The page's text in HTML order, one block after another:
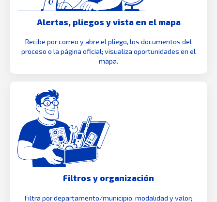
Alertas, pliegos y vista en el mapa
Recibe por correo y abre el pliego, los documentos del
proceso o la página oficial; visualiza oportunidades en el
mapa.
Filtros y organización
Filtra por departamento/municipio, modalidad y valor;